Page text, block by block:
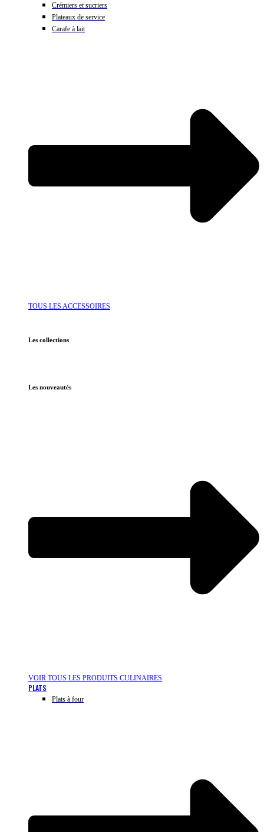
Crémiers et sucriers
Plateaux de service
Carafe à lait
TOUS LES ACCESSOIRES
Les collections
Les nouveautés
VOIR TOUS LES PRODUITS CULINAIRES
PLATS
Plats à four